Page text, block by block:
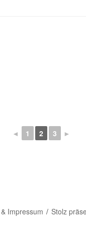
◄ 1 2 3 ►
Impressum Stolz